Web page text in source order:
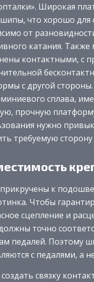
Широкая
что хорошо для
от
катания. Также
контактными, с
с другой
сплава,
прочную
нужно
требуемую
к подошве
Чтобы
сцепление и
точно
педалей. Поэтому
с педалями, а
связку